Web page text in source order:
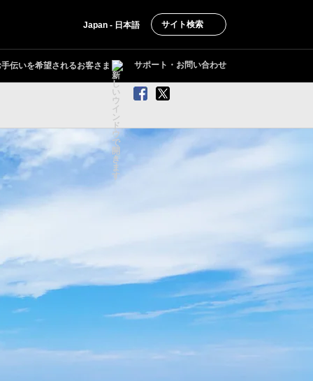
Japan - 日本語 サイト検索
手伝いを希望されるお客さま サポート・お問い合わせ